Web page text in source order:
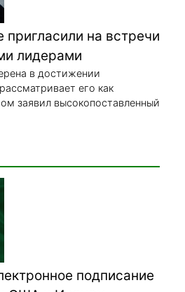
на встречи
лидерами
в достижении
его как
заявил высокопоставленный
подписание